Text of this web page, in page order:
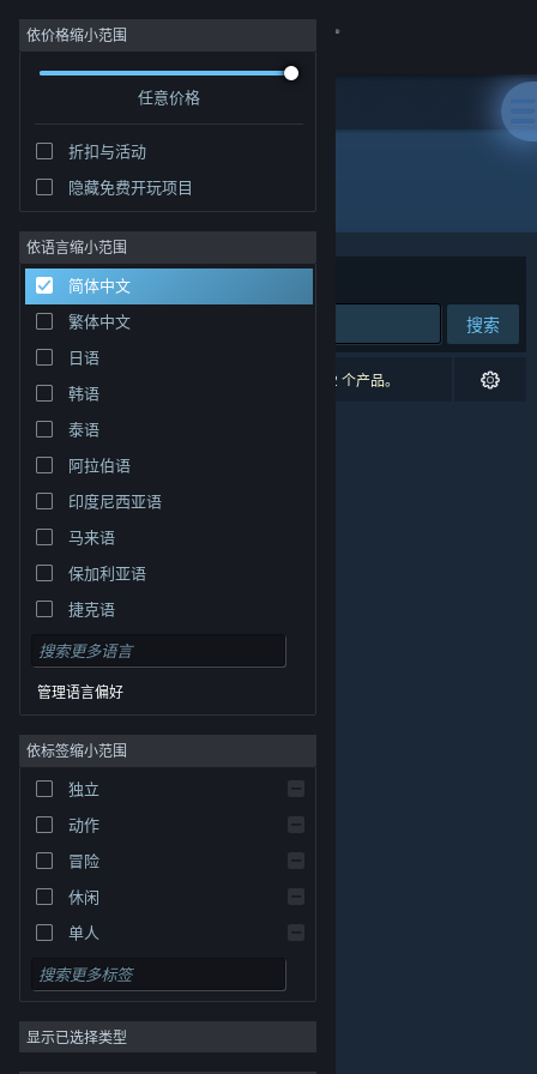
登录
社区
关于
客服
更改语言
获取 Steam 手机应用
查看桌面版网站
© Valve Corporation。保留所有权利。所有商标均为其在
美国及其它国家/地区的各自持有者所有。隐私政策|法
律信息|无障碍|Steam 订户协议
依价格缩小范围
任意价格
折扣与活动
隐藏免费开玩项目
依语言缩小范围
简体中文
繁体中文
日语
韩语
泰语
阿拉伯语
印度尼西亚语
马来语
保加利亚语
捷克语
丹麦语
德语
英语
西班牙语 - 西班牙
西班牙语 - 拉丁美洲
希腊语
管理语言偏好
依标签缩小范围
独立
动作
冒险
休闲
单人
模拟
角色扮演
策略
显示已选择类型
发行商: Horrendous Games
排序依据 相关性
搜索
0 个匹配的搜索结果。 根据您的偏好，已排除了 2 个产品。